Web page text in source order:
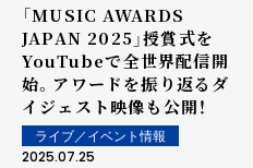
「MUSIC AWARDS
JAPAN 2025」授賞式を
YouTubeで全世界配信開
始。アワードを振り返るダ
イジェスト映像も公開！
ライブ／イベント情報
2025.07.25